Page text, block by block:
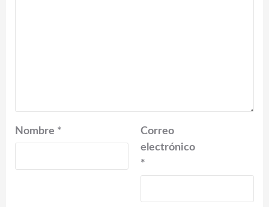
Nombre *
Correo
electrónico
*